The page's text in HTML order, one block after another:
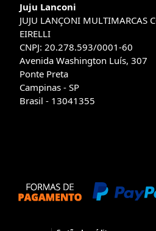
Juju Lanconi
JUJU LANÇONI MULTIMARCAS
EIRELLI
CNPJ: 20.278.593/0001-60
Avenida Washington Luís, 307
Ponte Preta
Campinas - SP
Brasil - 13041355